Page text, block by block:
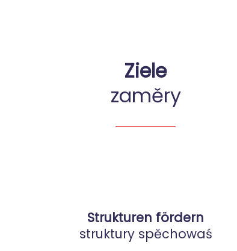
Ziele
zaměry
Strukturen fördern
struktury spěchowaś